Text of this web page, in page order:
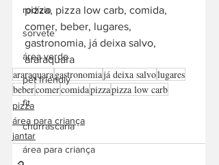
rodízio
sorvete
área verde
pet friendly
fit
churrascaria
área para criança
pizza, pizza low carb, comida,
comer, beber, lugares,
gastronomia, já deixa salvo,
araraquara
araraquaragastronomiajá deixa salvolugares
bebercomercomidapizzapizza low carb
pizza
área para criança
jantar